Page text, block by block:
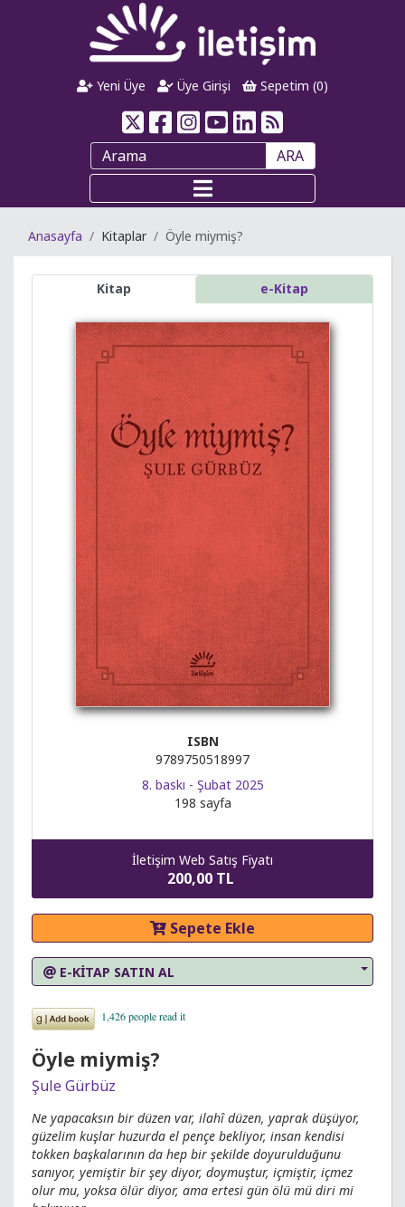
Yeni Üye Üye Girişi Sepetim (0)
ARA
Anasayfa Kitaplar Öyle miymiş?
Kitap e-Kitap
ISBN
9789750518997
8. baskı - Şubat 2025
198 sayfa
İletişim Web Satış Fiyatı
200,00 TL
Sepete Ekle
E-KİTAP SATIN AL
Öyle miymiş?
Şule Gürbüz
Ne yapacaksın bir düzen var, ilahî düzen, yaprak düşüyor,
güzelim kuşlar huzurda el pençe bekliyor, insan kendisi
tokken başkalarının da hep bir şekilde doyurulduğunu
sanıyor, yemiştir bir şey diyor, doymuştur, içmiştir, içmez
olur mu, yoksa ölür diyor, ama ertesi gün ölü mü diri mi